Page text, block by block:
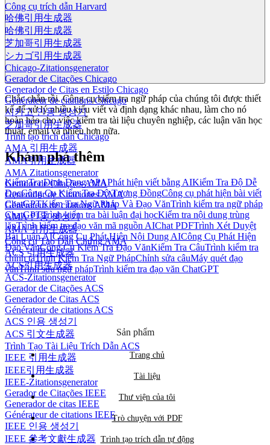
Công cụ trích dẫn Harvard
哈佛引用生成器
哈佛引用生成器
芝加哥引用生成器
シカゴ引用生成器
Chicago-Zitationsgenerator
Gerador de Citações Chicago
Generador de Citas en Estilo Chicago
Générateur de citations Chicago
시카고 인용 생성기
芝加哥引用生成器
Trình tạo trích dẫn Chicago
AMA 引用生成器
AMA引用生成器
AMA Zitationsgenerator
Gerador de Citações AMA
Generador de Citaciones AMA
Générateur de citations AMA
AMA 인용 생성기
AMA 引用生成器
Công cụ Tạo Dẫn Chứng AMA
ACS 引用生成器
ACS引用生成器
ACS-Zitationsgenerator
Gerador de Citações ACS
Generador de Citas ACS
Générateur de citations ACS
ACS 인용 생성기
ACS 引文生成器
Trình Tạo Tài Liệu Trích Dẫn ACS
IEEE 引用生成器
IEEE引用生成器
IEEE-Zitationsgenerator
Gerador de Citações IEEE
Generador de citas IEEE
Générateur de citations IEEE
IEEE 인용 생성기
IEEE 參考文獻生成器
Chắc chắn rồi. Công cụ kiểm tra ngữ pháp của chúng tôi được thiết
kế để xử lý nhiều kiểu viết và định dạng khác nhau, làm cho nó
hoàn hảo cho việc kiểm tra tài liệu chuyên nghiệp, các luận văn học
thuật, email và nhiều hơn nữa.
Khám phá thêm
Kiểm Tra Định Dạng APAPhát hiện viết bằng AIKiểm Tra Độ Dễ
ĐọcCông Cụ Kiểm Tra Độ Tương ĐồngCông cụ phát hiện bài viết
ChatGPTKiểm Tra Ngữ Pháp Và Đạo VănTrình kiểm tra ngữ pháp
ChatGPTTrình kiểm tra bài luận đại họcKiểm tra nội dung trùng
lặpTrình kiểm tra đạo văn mã nguồn AIChat PDFTrình Xét Duyệt
Bài Luận AICông Cụ Phát Hiện Nội Dung AICông Cụ Phát Hiện
Đạo VănCông Cụ Kiểm Tra Đạo VănKiểm Tra CâuTrình kiểm tra
chính tảTrình Kiểm Tra Ngữ PhápChỉnh sửa câuMáy quét đạo
vănTrình sửa ngữ phápTrình kiểm tra đạo văn ChatGPT
Sản phẩm
Trang chủ
Tài liệu
Thư viện của tôi
Trò chuyện với PDF
Trình tạo trích dẫn tự động